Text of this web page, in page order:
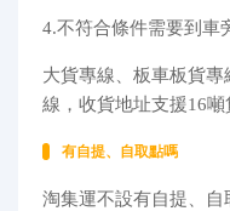
4.不符合條件需要到車
大貨專線、板車板貨
線，收貨地址支援16噸
有自提、自取點嗎
淘集運不設有自提、